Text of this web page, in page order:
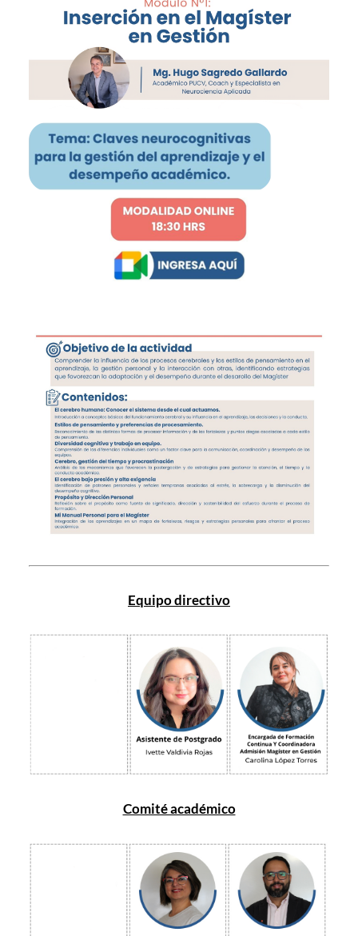
Equipo directivo
Comité académico